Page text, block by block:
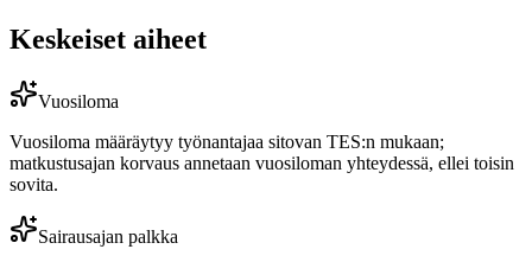
Keskeiset aiheet
Vuosiloma
Vuosiloma määräytyy työnantajaa sitovan TES:n mukaan;
matkustusajan korvaus annetaan vuosiloman yhteydessä, ellei toisin
sovita.
Sairausajan palkka